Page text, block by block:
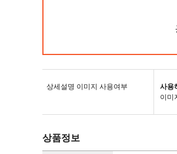
상세설명 이미지 사용여부
사용
이미
상품정보